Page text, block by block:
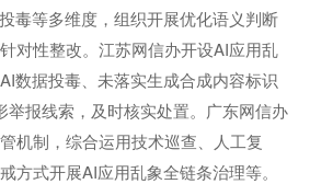
毒等多维度，组织开展优化语义判断
对性整改。江苏网信办开设AI应用乱
数据投毒、未落实生成合成内容标识
举报线索，及时核实处置。广东网信办
机制，综合运用技术巡查、人工复
方式开展AI应用乱象全链条治理等。